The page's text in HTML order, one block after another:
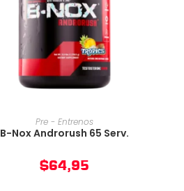
AÑADIR AL CARRITO
Pre - Entrenos
B-Nox Androrush 65 Serv.
$64,95